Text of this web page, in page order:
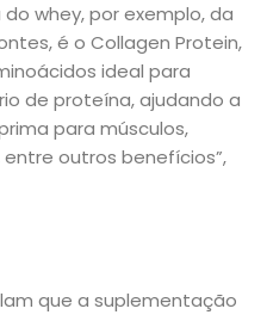
whey, por exemplo, da
é o Collagen Protein,
ideal para
de proteína, ajudando a
para músculos,
outros benefícios”,
que a suplementação